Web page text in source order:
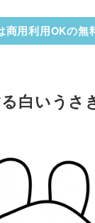
商用利用OKの無
白いうさ